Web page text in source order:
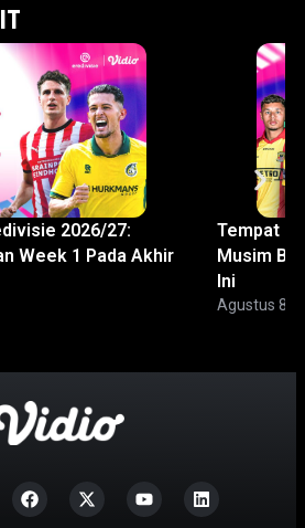
2026/27:
Week 1 Pada Akhir
Tempat
Musim
Ini
Agustus 8,